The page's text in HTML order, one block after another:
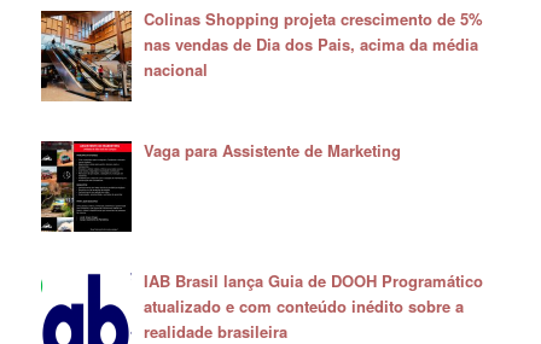
Colinas Shopping projeta crescimento de 5%
nas vendas de Dia dos Pais, acima da média
nacional
Vaga para Assistente de Marketing
IAB Brasil lança Guia de DOOH Programático
atualizado e com conteúdo inédito sobre a
realidade brasileira